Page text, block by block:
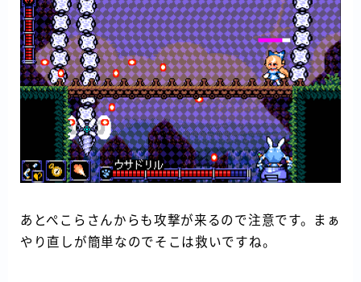
あとぺこらさんからも攻撃が来るので注意です。まぁ
やり直しが簡単なのでそこは救いですね。